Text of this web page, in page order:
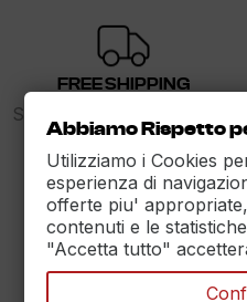
FREE SHIPPING
Spedizione gratuita sopra i
89€
30 DAYS RETURN
Reso Garantito entro
Abbiamo Rispetto
Utilizziamo i Cookies
esperienza di
offerte piu'
contenuti e le
"Accetta tutto"